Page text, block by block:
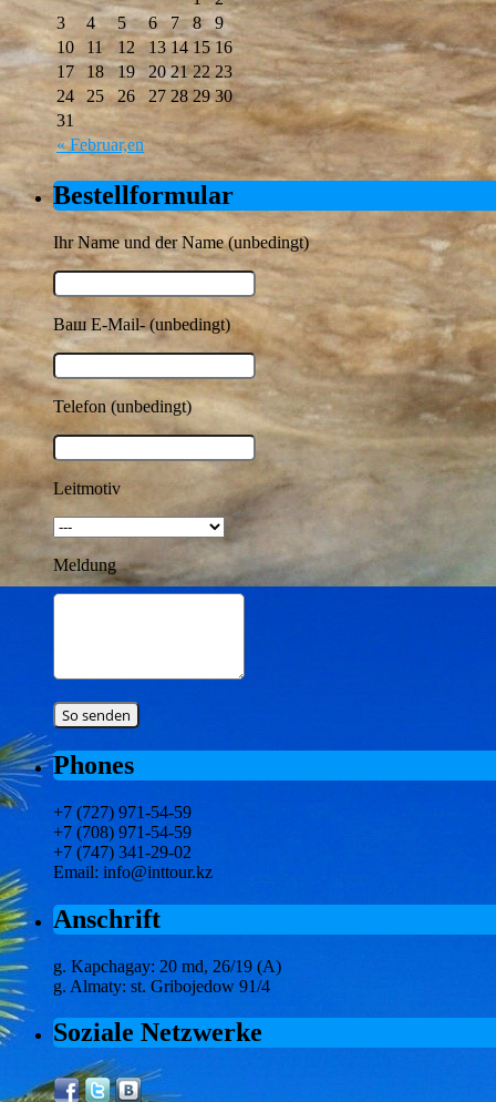
« Februar,en
3
4 5 6 7 8
9
10
11 12 13 14 15 16
17
18 19 20 21 22 23
24
25 26 27 28 29 30
31
Bestellformular
Ihr Name und der Name (unbedingt)
Ваш E-Mail- (unbedingt)
Telefon (unbedingt)
Leitmotiv
Meldung
Phones
+7 (727) 971-54-59
+7 (708) 971-54-59
+7 (747) 341-29-02
Email: info@inttour.kz
Anschrift
g. Kapchagay: 20 md, 26/19 (A)
g. Almaty: st. Gribojedow 91/4
Soziale Netzwerke